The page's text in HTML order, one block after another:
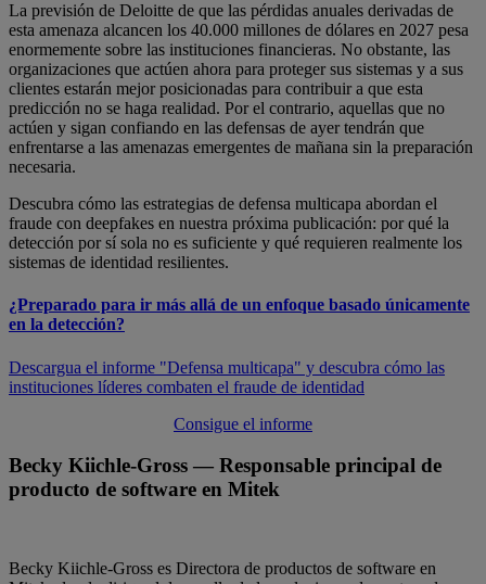
La previsión de Deloitte de que las pérdidas anuales derivadas de
esta amenaza alcancen los 40.000 millones de dólares en 2027 pesa
enormemente sobre las instituciones financieras. No obstante, las
organizaciones que actúen ahora para proteger sus sistemas y a sus
clientes estarán mejor posicionadas para contribuir a que esta
predicción no se haga realidad. Por el contrario, aquellas que no
actúen y sigan confiando en las defensas de ayer tendrán que
enfrentarse a las amenazas emergentes de mañana sin la preparación
necesaria.
Descubra cómo las estrategias de defensa multicapa abordan el
fraude con deepfakes en nuestra próxima publicación: por qué la
detección por sí sola no es suficiente y qué requieren realmente los
sistemas de identidad resilientes.
¿Preparado para ir más allá de un enfoque basado únicamente
en la detección?
Descargua el informe "Defensa multicapa" y descubra cómo las
instituciones líderes combaten el fraude de identidad
Consigue el informe
Becky Kiichle-Gross — Responsable principal de
producto de software en Mitek
Becky Kiichle-Gross es Directora de productos de software en